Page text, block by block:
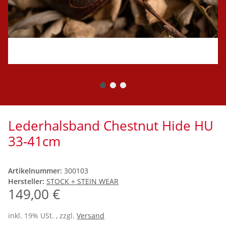
Lederhalsband Chestnut Hide HU
33-41cm
Artikelnummer: 300103
Hersteller: STOCK + STEIN WEAR
149,00 €
inkl. 19% USt. , zzgl. Versand